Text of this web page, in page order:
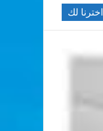
اخترنا لك